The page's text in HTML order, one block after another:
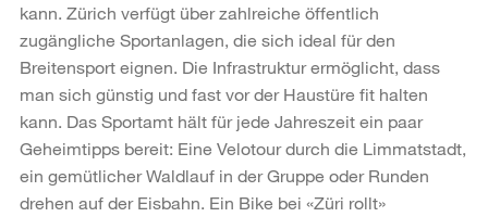
kann. Zürich verfügt über zahlreiche öffentlich
zugängliche Sportanlagen, die sich ideal für den
Breitensport eignen. Die Infrastruktur ermöglicht, dass
man sich günstig und fast vor der Haustüre fit halten
kann. Das Sportamt hält für jede Jahreszeit ein paar
Geheimtipps bereit: Eine Velotour durch die Limmatstadt,
ein gemütlicher Waldlauf in der Gruppe oder Runden
drehen auf der Eisbahn. Ein Bike bei «Züri rollt»